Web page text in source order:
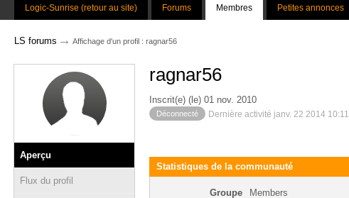
Logic-Sunrise (retour au site) Forums Membres Petites annonces
LS forums → Affichage d'un profil : ragnar56
Aperçu
Flux du profil
ragnar56
Inscrit(e) (le) 01 nov. 2010
Déconnecté Dernière activité janv. 22 2014 10:11
Statistiques de la communauté
Groupe Members